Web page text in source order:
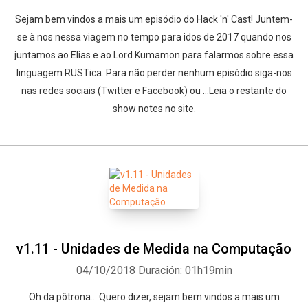
Sejam bem vindos a mais um episódio do Hack 'n' Cast! Juntem-
se à nos nessa viagem no tempo para idos de 2017 quando nos
juntamos ao Elias e ao Lord Kumamon para falarmos sobre essa
linguagem RUSTica. Para não perder nenhum episódio siga-nos
nas redes sociais (Twitter e Facebook) ou ...Leia o restante do
show notes no site.
v1.11 - Unidades de Medida na Computação
04/10/2018 Duración: 01h19min
Oh da pôtrona... Quero dizer, sejam bem vindos a mais um